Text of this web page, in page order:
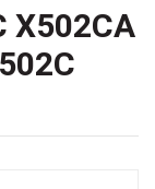
X502CA